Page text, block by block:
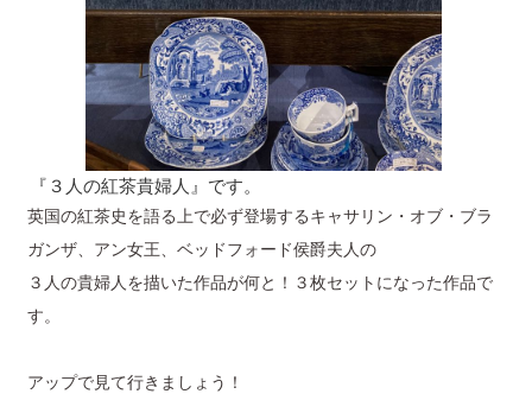
『３人の紅茶貴婦人』です。
英国の紅茶史を語る上で必ず登場するキャサリン・オブ・ブラ
ガンザ、アン女王、ベッドフォード侯爵夫人の
３人の貴婦人を描いた作品が何と！３枚セットになった作品で
す。
アップで見て行きましょう！